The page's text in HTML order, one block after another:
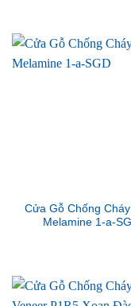
Cửa Gỗ Chống
Melamine 1-a-